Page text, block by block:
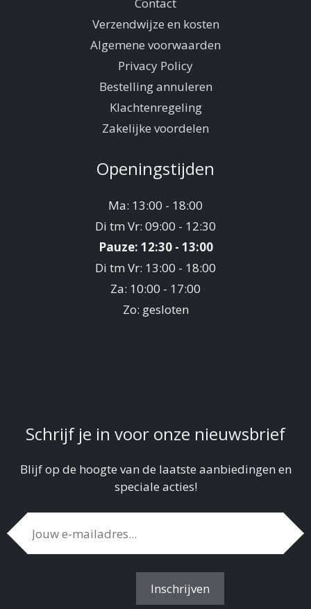
Verzendwijze en kosten
Algemene voorwaarden
Privacy Policy
Bestelling annuleren
Klachtenregeling
Zakelijke voordelen
Openingstijden
Ma: 13:00 - 18:00
Di tm Vr: 09:00 - 12:30
Pauze: 12:30 - 13:00
Di tm Vr: 13:00 - 18:00
Za: 10:00 - 17:00
Zo: gesloten
Schrijf je in voor onze nieuwsbrief
Blijf op de hoogte van de laatste aanbiedingen en
speciale acties!